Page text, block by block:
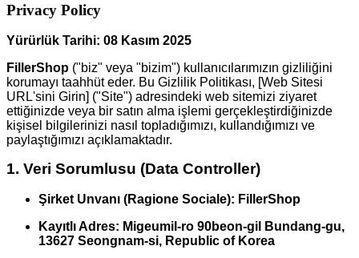
Privacy Policy
Yürürlük Tarihi: 08 Kasım 2025
FillerShop ("biz" veya "bizim") kullanıcılarımızın gizliliğini
korumayı taahhüt eder. Bu Gizlilik Politikası, [Web Sitesi
URL'sini Girin] ("Site") adresindeki web sitemizi ziyaret
ettiğinizde veya bir satın alma işlemi gerçekleştirdiğinizde
kişisel bilgilerinizi nasıl topladığımızı, kullandığımızı ve
paylaştığımızı açıklamaktadır.
1. Veri Sorumlusu (Data Controller)
Şirket Unvanı (Ragione Sociale): FillerShop
Kayıtlı Adres: Migeumil-ro 90beon-gil Bundang-gu,
13627 Seongnam-si, Republic of Korea